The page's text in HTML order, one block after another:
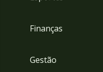
Finanças
Gestão